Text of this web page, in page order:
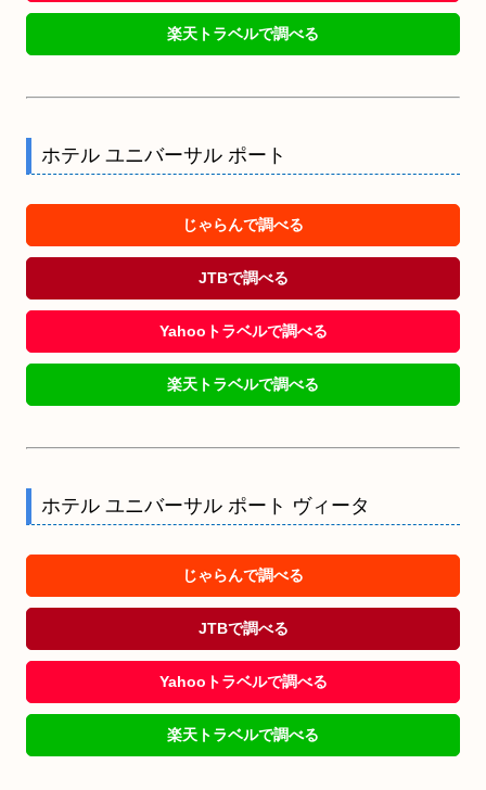
楽天トラベルで調べる
ホテル ユニバーサル ポート
じゃらんで調べる
JTBで調べる
Yahooトラベルで調べる
楽天トラベルで調べる
ホテル ユニバーサル ポート ヴィータ
じゃらんで調べる
JTBで調べる
Yahooトラベルで調べる
楽天トラベルで調べる